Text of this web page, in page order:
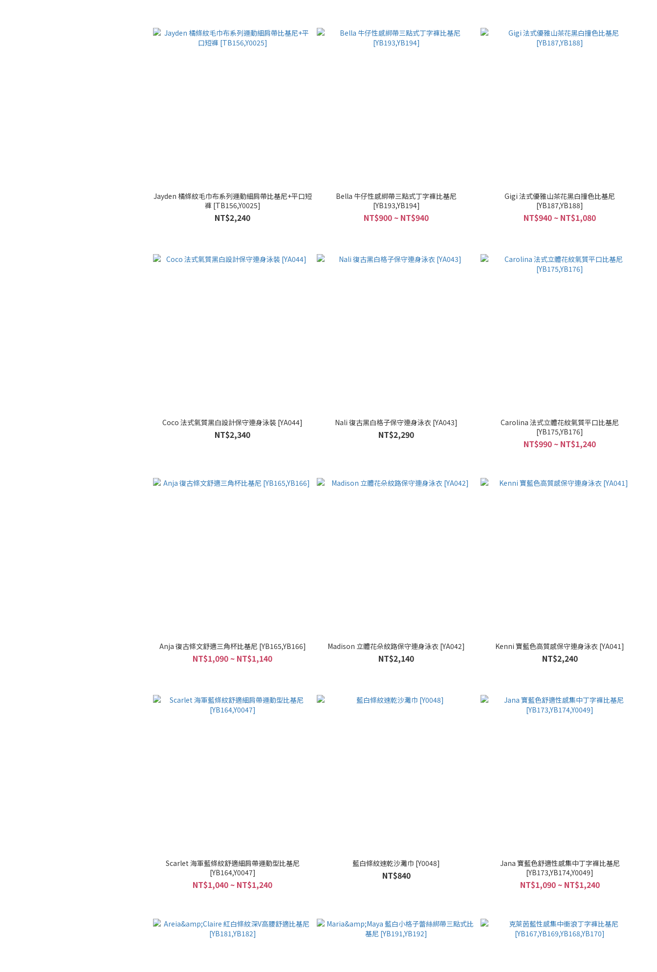
Jayden 橘條紋毛巾布系列運動細肩帶比基尼+平口短
褲 [TB156,Y0025]
NT$2,240
Bella 牛仔性感綁帶三點式丁字褲比基尼
[YB193,YB194]
NT$900 ~ NT$940
Gigi 法式優雅山茶花黑白撞色比基尼
[YB187,YB188]
NT$940 ~ NT$1,080
Coco 法式氣質黑白設計保守連身泳裝 [YA044]
NT$2,340
Nali 復古黑白格子保守連身泳衣 [YA043]
NT$2,290
Carolina 法式立體花紋氣質平口比基尼
[YB175,YB176]
NT$990 ~ NT$1,240
Anja 復古條文舒適三角杯比基尼 [YB165,YB166]
NT$1,090 ~ NT$1,140
Madison 立體花朵紋路保守連身泳衣 [YA042]
NT$2,140
Kenni 寶藍色高質感保守連身泳衣 [YA041]
NT$2,240
Scarlet 海軍藍條紋舒適細肩帶運動型比基尼
[YB164,Y0047]
NT$1,040 ~ NT$1,240
藍白條紋速乾沙灘巾 [Y0048]
NT$840
Jana 寶藍色舒適性感集中丁字褲比基尼
[YB173,YB174,Y0049]
NT$1,090 ~ NT$1,240